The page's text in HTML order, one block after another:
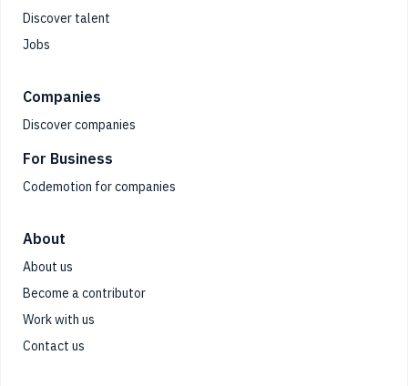
Discover talent
Jobs
Companies
Discover companies
For Business
Codemotion for companies
About
About us
Become a contributor
Work with us
Contact us